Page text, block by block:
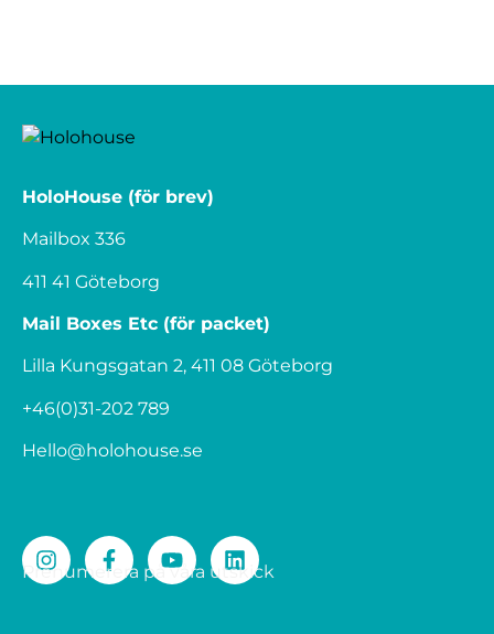
HoloHouse (för brev)
Mailbox 336
411 41 Göteborg
Mail Boxes Etc (för packet)
Lilla Kungsgatan 2, 411 08 Göteborg
+46(0)31-202 789
Hello@holohouse.se
Prenumerera på våra utskick